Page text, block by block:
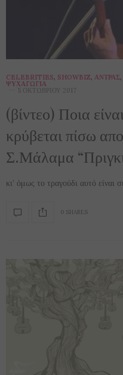
CELEBRITIES, SHOWBIZ, ΆΝΤΡΑΣ,
ΨΥΧΑΓΩΓΊΑ
5 ΟΚΤΩΒΡΊΟΥ 2017
(βίντεο) Ποια
κρύβεται πίσω
Σ.Μάλαμα
κι’ όμως το τραγούδι αυτό είναι
0 SHARES